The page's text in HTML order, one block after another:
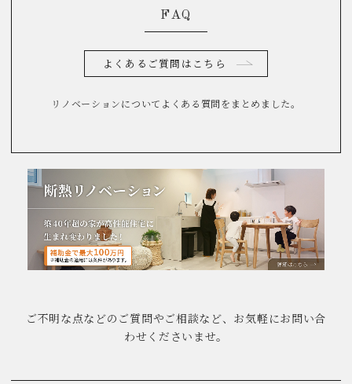
FAQ
よくあるご質問はこちら
リノベーションについてよくある質問をまとめました。
ご不明な点などのご質問やご相談など、お気軽にお問い合
わせくださいませ。